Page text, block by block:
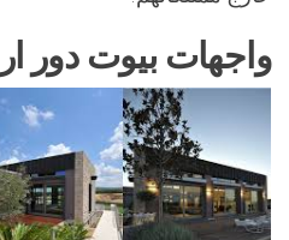
واجهات بيوت دور